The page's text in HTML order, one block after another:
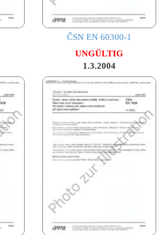
ČSN EN 60300-1
UNGÜLTIG
1.3.2004